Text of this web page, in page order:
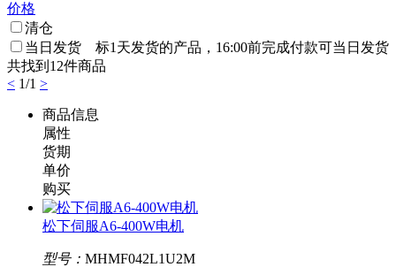
价格
清仓
当日发货 标1天发货的产品，16:00前完成付款可当日发货
共找到 12件商品
< 1/1 >
商品信息
属性
货期
单价
购买
松下伺服A6-400W电机
型号： MHMF042L1U2M